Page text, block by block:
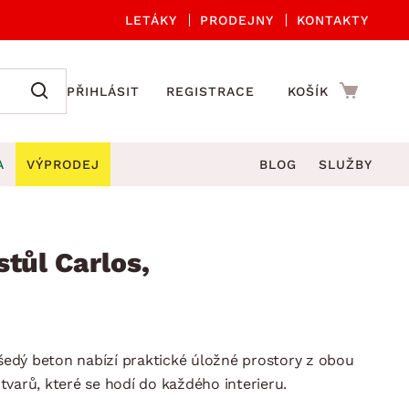
LETÁKY PRODEJNY KONTAKTY
PŘIHLÁSIT REGISTRACE KOŠÍK
Zobrazit vše
židle a křesla
houpačky
lehátka
VÝPRODEJ BLOG SLUŽBY
Carlos,
beton nabízí praktické úložné prostory z obou
které se hodí do každého interieru.